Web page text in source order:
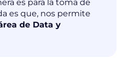
es para la toma de
es que, nos permite
de Data y